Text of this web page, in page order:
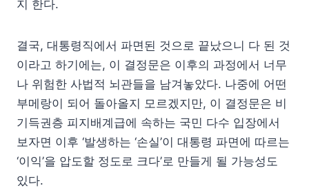
지 한다.
결국, 대통령직에서 파면된 것으로 끝났으니 다 된 것
이라고 하기에는, 이 결정문은 이후의 과정에서 너무
나 위험한 사법적 뇌관들을 남겨놓았다. 나중에 어떤
부메랑이 되어 돌아올지 모르겠지만, 이 결정문은 비
기득권층 피지배계급에 속하는 국민 다수 입장에서
보자면 이후 ‘발생하는 ‘손실’이 대통령 파면에 따르는
‘이익’을 압도할 정도로 크다’로 만들게 될 가능성도
있다.